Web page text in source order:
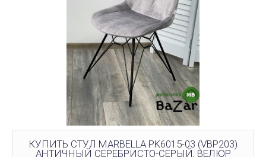
КУПИТЬ СТУЛ MARBELLA PK6015-03 (VBP203)
АНТИЧНЫЙ СЕРЕБРИСТО-СЕРЫЙ, ВЕЛЮР